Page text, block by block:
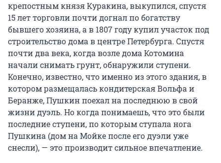
крепостным князя Куракина, выкупился, спустя
15 лет торговли почти догнал по богатству
бывшего хозяина, а в 1807 году купил участок под
строительство дома в центре Петербурга. Спустя
почти два века, когда возле дома Котомина
начали снимать грунт, обнаружили ступени.
Конечно, известно, что именно из этого здания, в
котором размещалась кондитерская Вольфа и
Беранже, Пушкин поехал на последнюю в свой
жизни дуэль. Но когда понимаешь, что это были
последние ступени, по которым ступала нога
Пушкина (дом на Мойке после его дуэли уже
снесли), — это производит сильное впечатление.